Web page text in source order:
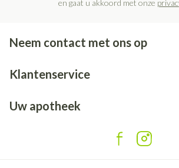
en gaat u akkoord met onze
Neem contact met ons op
Klantenservice
Uw apotheek